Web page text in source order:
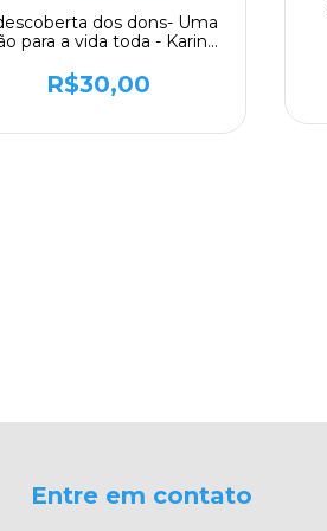
dos dons- Uma
para a vida toda - Karina
R$30,00
Entre em contato